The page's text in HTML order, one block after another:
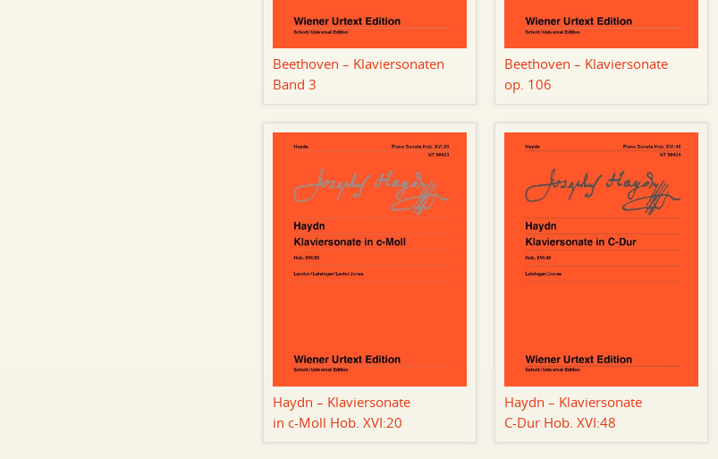
Beethoven – Klaviersonaten
Band 3
Beethoven – Klaviersonate
op. 106
Haydn – Klaviersonate
in c-Moll Hob. XVI:20
Haydn – Klaviersonate
C-Dur Hob. XVI:48